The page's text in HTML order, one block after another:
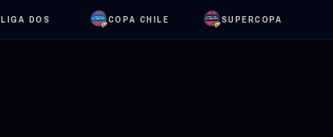
LIGA DOS COPA CHILE SUPERCOPA